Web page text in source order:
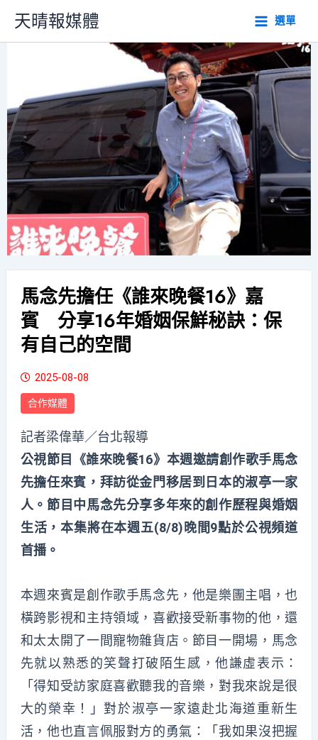
主
天晴報媒體 選單
馬念先擔任《誰來晚餐16》嘉
賓 分享16年婚姻保鮮秘訣：保
有自己的空間
2025-08-08
合作媒體
記者梁偉華／台北報導
公視節目《誰來晚餐16》本週邀請創作歌手馬念
先擔任來賓，拜訪從金門移居到日本的淑亭一家
人。節目中馬念先分享多年來的創作歷程與婚姻
生活，本集將在本週五(8/8)晚間9點於公視頻道
首播。
本週來賓是創作歌手馬念先，他是樂團主唱，也
橫跨影視和主持領域，喜歡接受新事物的他，還
和太太開了一間寵物雜貨店。節目一開場，馬念
先就以熟悉的笑聲打破陌生感，他謙虛表示：
「得知受訪家庭喜歡聽我的音樂，對我來說是很
大的榮幸！」對於淑亭一家遠赴北海道重新生
活，他也直言佩服對方的勇氣：「我如果沒把握